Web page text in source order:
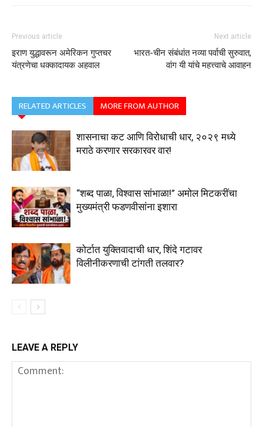
Previous article
इराण युद्धावरून अमेरिकन गुप्तचर
यंत्रणेचा धक्कादायक अहवाल
Next article
भारत-चीन संबंधांत नव्या पर्वाची सुरुवात,
वांग यी यांचे महत्त्वाचे आवाहन
RELATED ARTICLES MORE FROM AUTHOR
शासनाचा कट आणि विरोधाची धार, २०२९ मध्ये
मराठे करणार सरकारवर वार!
“शब्द पाळा, विश्वास सांभाळा!” अमोल मिटकरींचा
मुख्यमंत्री फडणवीसांना इशारा
कोर्टात युक्तिवादाची धार, शिंदे गटावर
विलीनीकरणाची टांगती तलवार?
LEAVE A REPLY